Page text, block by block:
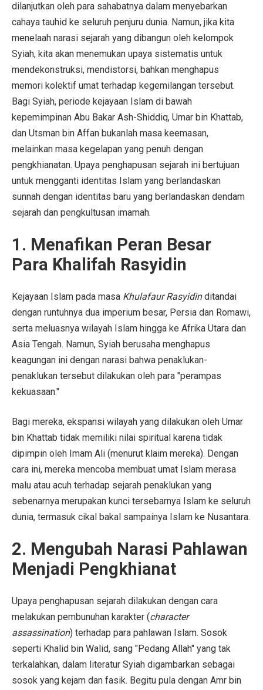
dilanjutkan oleh para sahabatnya dalam menyebarkan
cahaya tauhid ke seluruh penjuru dunia. Namun, jika kita
menelaah narasi sejarah yang dibangun oleh kelompok
Syiah, kita akan menemukan upaya sistematis untuk
mendekonstruksi, mendistorsi, bahkan menghapus
memori kolektif umat terhadap kegemilangan tersebut.
Bagi Syiah, periode kejayaan Islam di bawah
kepemimpinan Abu Bakar Ash-Shiddiq, Umar bin Khattab,
dan Utsman bin Affan bukanlah masa keemasan,
melainkan masa kegelapan yang penuh dengan
pengkhianatan. Upaya penghapusan sejarah ini bertujuan
untuk mengganti identitas Islam yang berlandaskan
sunnah dengan identitas baru yang berlandaskan dendam
sejarah dan pengkultusan imamah.
1. Menafikan Peran Besar
Para Khalifah Rasyidin
Kejayaan Islam pada masa Khulafaur Rasyidinditandai
dengan runtuhnya dua imperium besar, Persia dan Romawi,
serta meluasnya wilayah Islam hingga ke Afrika Utara dan
Asia Tengah. Namun, Syiah berusaha menghapus
keagungan ini dengan narasi bahwa penaklukan-
penaklukan tersebut dilakukan oleh para "perampas
kekuasaan."
Bagi mereka, ekspansi wilayah yang dilakukan oleh Umar
bin Khattab tidak memiliki nilai spiritual karena tidak
dipimpin oleh Imam Ali (menurut klaim mereka). Dengan
cara ini, mereka mencoba membuat umat Islam merasa
malu atau acuh terhadap sejarah penaklukan yang
sebenarnya merupakan kunci tersebarnya Islam ke seluruh
dunia, termasuk cikal bakal sampainya Islam ke Nusantara.
2. Mengubah Narasi Pahlawan
Menjadi Pengkhianat
Upaya penghapusan sejarah dilakukan dengan cara
melakukan pembunuhan karakter (character
assassination) terhadap para pahlawan Islam. Sosok
seperti Khalid bin Walid, sang "Pedang Allah" yang tak
terkalahkan, dalam literatur Syiah digambarkan sebagai
sosok yang kejam dan fasik. Begitu pula dengan Amr bin